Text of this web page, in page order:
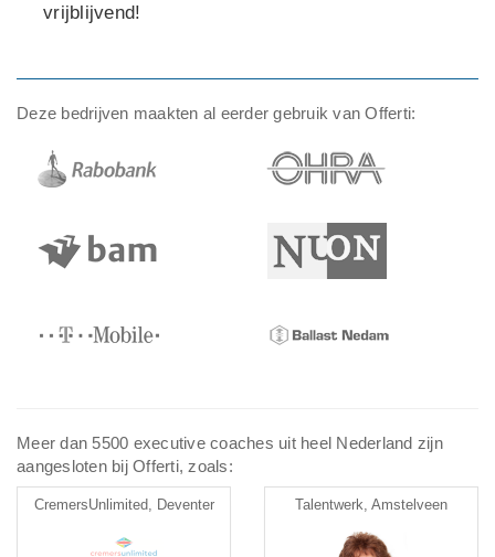
vrijblijvend!
Deze bedrijven maakten al eerder gebruik van Offerti:
Meer dan 5500 executive coaches uit heel Nederland zijn
aangesloten bij Offerti, zoals:
CremersUnlimited, Deventer Talentwerk, Amstelveen